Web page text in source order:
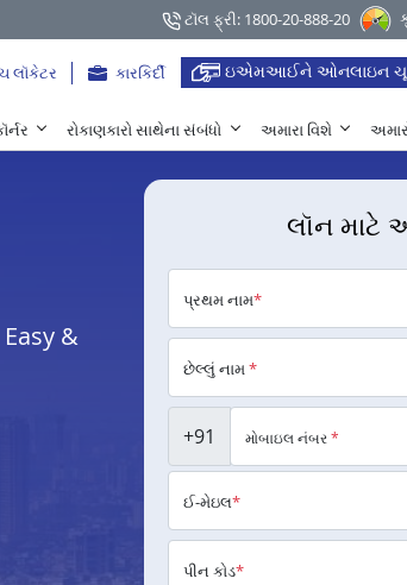
ટૉલ ફ્રી: 1800-20-888-20
લૉકેટર કારકિર્દી ઇએમઆઈને ઓનલાઇન
રોકાણકારો સાથેના સંબંધો અમારા વિશે
&
લૉન માટે
પ્રથમ નામ*
છેલ્લું નામ*
+91 મોબાઇલ નંબર*
ઈ-મેઇલ*
પીન કોડ*